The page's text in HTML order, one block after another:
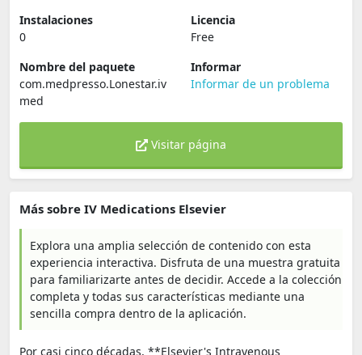
Instalaciones
0
Licencia
Free
Nombre del paquete
com.medpresso.Lonestar.iv
med
Informar
Informar de un problema
Visitar página
Más sobre IV Medications Elsevier
Explora una amplia selección de contenido con esta
experiencia interactiva. Disfruta de una muestra gratuita
para familiarizarte antes de decidir. Accede a la colección
completa y todas sus características mediante una
sencilla compra dentro de la aplicación.
Por casi cinco décadas, **Elsevier's Intravenous